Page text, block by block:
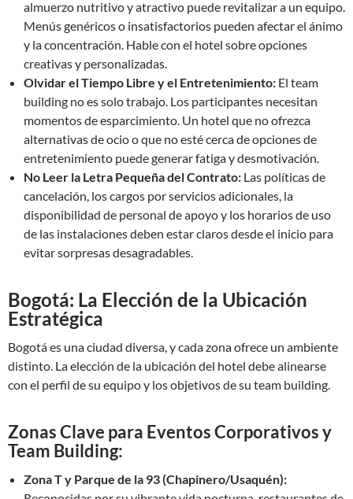
almuerzo nutritivo y atractivo puede revitalizar a un equipo.
Menús genéricos o insatisfactorios pueden afectar el ánimo
y la concentración. Hable con el hotel sobre opciones
creativas y personalizadas.
Olvidar el Tiempo Libre y el Entretenimiento: El team
building no es solo trabajo. Los participantes necesitan
momentos de esparcimiento. Un hotel que no ofrezca
alternativas de ocio o que no esté cerca de opciones de
entretenimiento puede generar fatiga y desmotivación.
No Leer la Letra Pequeña del Contrato: Las políticas de
cancelación, los cargos por servicios adicionales, la
disponibilidad de personal de apoyo y los horarios de uso
de las instalaciones deben estar claros desde el inicio para
evitar sorpresas desagradables.
Bogotá: La Elección de la Ubicación
Estratégica
Bogotá es una ciudad diversa, y cada zona ofrece un ambiente
distinto. La elección de la ubicación del hotel debe alinearse
con el perfil de su equipo y los objetivos de su team building.
Zonas Clave para Eventos Corporativos y
Team Building:
Zona T y Parque de la 93 (Chapinero/Usaquén):